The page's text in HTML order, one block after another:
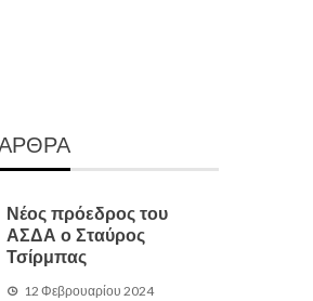
Νέος πρόεδρος του
ΑΣΔΑ ο Σταύρος
Τσίρμπας
12 Φεβρουαρίου 2024